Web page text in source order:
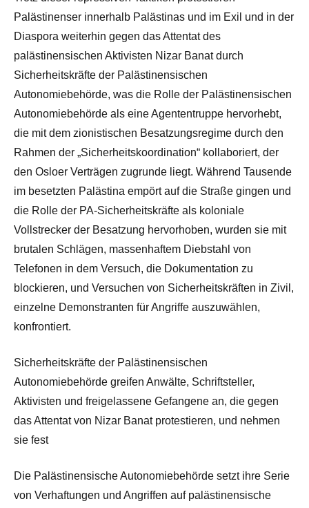
Palästinenser innerhalb Palästinas und im Exil und in der
Diaspora weiterhin gegen das Attentat des
palästinensischen Aktivisten Nizar Banat durch
Sicherheitskräfte der Palästinensischen
Autonomiebehörde, was die Rolle der Palästinensischen
Autonomiebehörde als eine Agententruppe hervorhebt,
die mit dem zionistischen Besatzungsregime durch den
Rahmen der „Sicherheitskoordination“ kollaboriert, der
den Osloer Verträgen zugrunde liegt. Während Tausende
im besetzten Palästina empört auf die Straße gingen und
die Rolle der PA-Sicherheitskräfte als koloniale
Vollstrecker der Besatzung hervorhoben, wurden sie mit
brutalen Schlägen, massenhaftem Diebstahl von
Telefonen in dem Versuch, die Dokumentation zu
blockieren, und Versuchen von Sicherheitskräften in Zivil,
einzelne Demonstranten für Angriffe auszuwählen,
konfrontiert.
Sicherheitskräfte der Palästinensischen
Autonomiebehörde greifen Anwälte, Schriftsteller,
Aktivisten und freigelassene Gefangene an, die gegen
das Attentat von Nizar Banat protestieren, und nehmen
sie fest
Die Palästinensische Autonomiebehörde setzt ihre Serie
von Verhaftungen und Angriffen auf palästinensische